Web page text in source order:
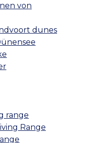
von
dunes
range
Range